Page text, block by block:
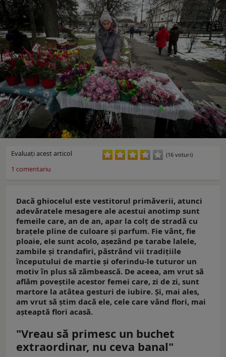
Evaluaţi acest articol (16 voturi)
1 comentariu
Dacă ghiocelul este vestitorul primăverii, atunci
adevăratele mesagere ale acestui anotimp sunt
femeile care, an de an, apar la colț de stradă cu
brațele pline de culoare și parfum. Fie vânt, fie
ploaie, ele sunt acolo, așezând pe tarabe lalele,
zambile și trandafiri, păstrând vii tradițiile
începutului de martie și oferindu-le tuturor un
motiv în plus să zâmbească. De aceea, am vrut să
aflăm poveștile acestor femei care, zi de zi, sunt
martore la atâtea gesturi de iubire. Și, mai ales,
am vrut să știm dacă ele, cele care vând flori, mai
așteaptă flori acasă.
"Vreau să primesc un buchet
extraordinar, nu ceva banal"